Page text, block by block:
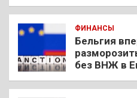
ФИНАНСЫ
Бельгия
без ВНЖ в